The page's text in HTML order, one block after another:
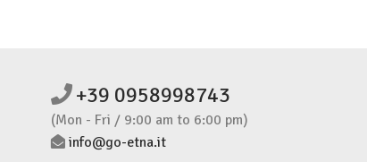
+39 0958998743
(Mon - Fri / 9:00 am to 6:00 pm)
info@go-etna.it